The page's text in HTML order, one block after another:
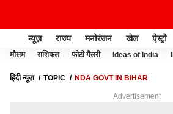
न्यूज़ राज्य मनोरंजन खेल ऐस्ट्रो
मौसम राशिफल फोटो गैलरी Ideas of India
हिंदी न्यूज़ TOPIC NDA GOVT IN BIHAR
Advertisement